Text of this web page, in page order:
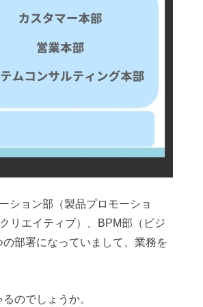
ション部（製品プロモーショ
リエイティブ）、BPM部（ビジ
部署になっていまして、業務を
のでしょうか。